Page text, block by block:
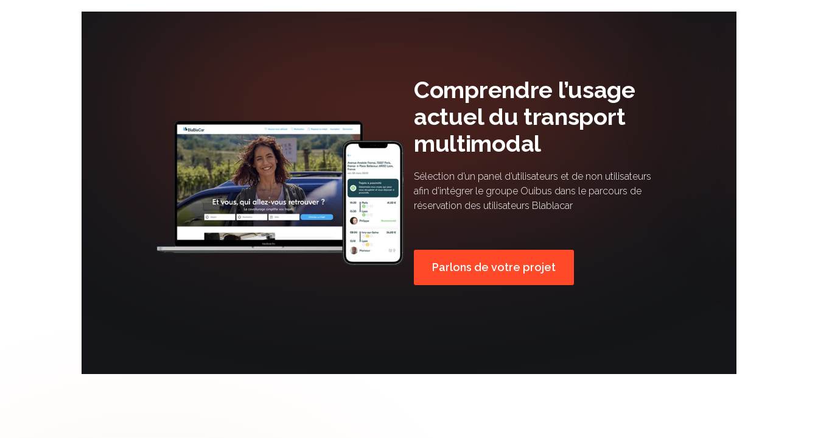
Comprendre l’usage
actuel du transport
multimodal
Sélection d’un panel d’utilisateurs et de non utilisateurs
afin d’intégrer le groupe Ouibus dans le parcours de
réservation des utilisateurs Blablacar
Parlons de votre projet